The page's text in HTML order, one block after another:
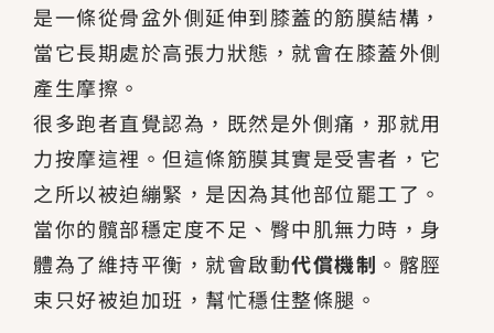
是一條從骨盆外側延伸到膝蓋的筋膜結構，
當它長期處於高張力狀態，就會在膝蓋外側
產生摩擦。
很多跑者直覺認為，既然是外側痛，那就用
力按摩這裡。但這條筋膜其實是受害者，它
之所以被迫繃緊，是因為其他部位罷工了。
當你的髖部穩定度不足、臀中肌無力時，身
體為了維持平衡，就會啟動代償機制 。髂脛
束只好被迫加班，幫忙穩住整條腿。